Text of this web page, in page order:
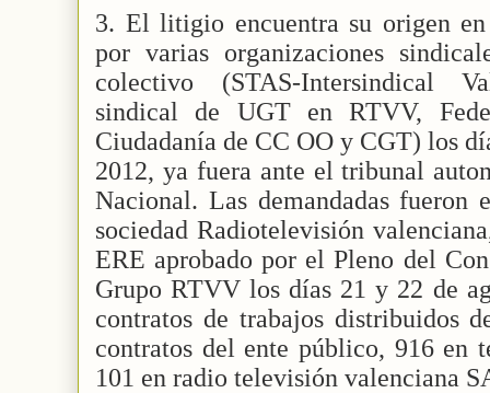
3. El litigio encuentra su origen en
por varias organizaciones
colectivo (STAS-Intersindical
sindical de UGT en RTVV,
Ciudadanía de CC OO y CGT) los
2012, ya fuera ante el tribunal
Nacional. Las demandadas
sociedad Radiotelevisión
ERE aprobado por el Pleno del
Grupo RTVV los días 21 y 22 de
contratos de trabajos distribuidos
contratos del ente público, 916 en
101 en radio televisión valenciana